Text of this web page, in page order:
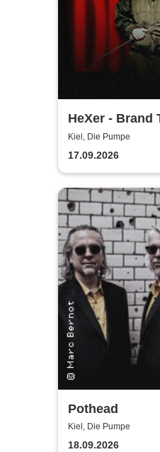
HeXer - Brand
Kiel, Die Pumpe
17.09.2026
Pothead
Kiel, Die Pumpe
18.09.2026